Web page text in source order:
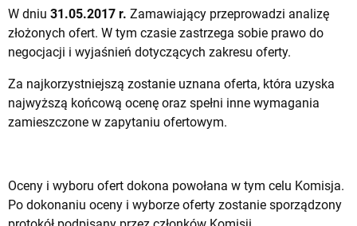
W dniu 31.05.2017 r. Zamawiający przeprowadzi analizę
złożonych ofert. W tym czasie zastrzega sobie prawo do
negocjacji i wyjaśnień dotyczących zakresu oferty.
Za najkorzystniejszą zostanie uznana oferta, która uzyska
najwyższą końcową ocenę oraz spełni inne wymagania
zamieszczone w zapytaniu ofertowym.
Oceny i wyboru ofert dokona powołana w tym celu Komisja.
Po dokonaniu oceny i wyborze oferty zostanie sporządzony